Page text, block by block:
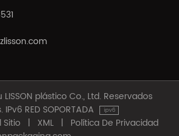
plástico Co., Ltd. Reservados
RED SOPORTADA
Sitio | XML |
Política De Privacidad